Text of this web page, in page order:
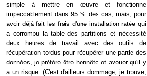
simple à mettre en œuvre et fonctionne
impeccablement dans 95 % des cas, mais, pour
avoir déjà fait les frais d'une installation ratée qui
a corrompu la table des partitions et nécessité
deux heures de travail avec des outils de
récupération tordus pour récupérer une partie des
données, je préfère être honnête et avouer qu'il y
a un risque. (C'est d'ailleurs dommage, je trouve,